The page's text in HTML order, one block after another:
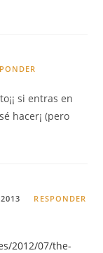
si entras en
hacer¡ (pero
RESPONDER
2012/07/the-